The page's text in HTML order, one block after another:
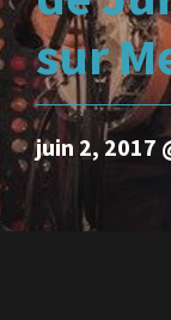
sur
juin 2, 2017